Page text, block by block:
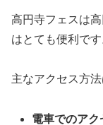
高円寺フェスは
はとても便利です
主なアクセス方法
電車でのアク